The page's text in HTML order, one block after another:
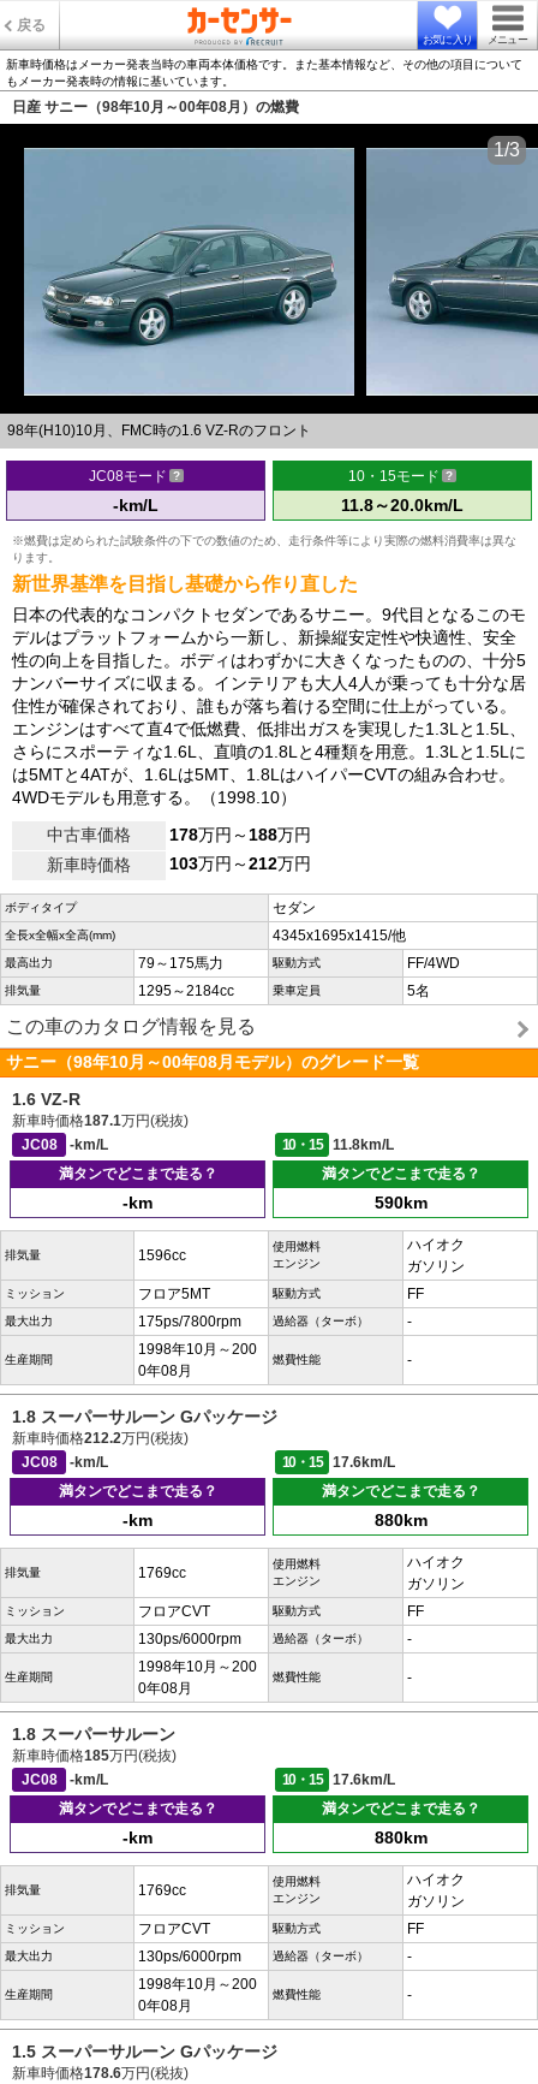
戻る
お気に入り メニュー
新車時価格はメーカー発表当時の車両本体価格です。また基本情報など、その他の項目について
もメーカー発表時の情報に基いています。
日産 サニー（98年10月～00年08月）の燃費
98年(H10)10月、FMC時の1.6 VZ-Rのフロント
1/3
JC08モード
-km/L
10・15モード
11.8～20.0km/L
※燃費は定められた試験条件の下での数値のため、走行条件等により実際の燃料消費率は異な
ります。
新世界基準を目指し基礎から作り直した
日本の代表的なコンパクトセダンであるサニー。9代目となるこのモ
デルはプラットフォームから一新し、新操縦安定性や快適性、安全
性の向上を目指した。ボディはわずかに大きくなったものの、十分5
ナンバーサイズに収まる。インテリアも大人4人が乗っても十分な居
住性が確保されており、誰もが落ち着ける空間に仕上がっている。
エンジンはすべて直4で低燃費、低排出ガスを実現した1.3Lと1.5L、
さらにスポーティな1.6L、直噴の1.8Lと4種類を用意。1.3Lと1.5Lに
は5MTと4ATが、1.6Lは5MT、1.8LはハイパーCVTの組み合わせ。
4WDモデルも用意する。（1998.10）
中古車価格
178万円～188万円
新車時価格
103万円～212万円
ボディタイプ セダン
全長x全幅x全高(mm) 4345x1695x1415/他
最高出力 79～175馬力 駆動方式 FF/4WD
排気量 1295～2184cc 乗車定員 5名
この車のカタログ情報を見る
サニー（98年10月～00年08月モデル）のグレード一覧
1.6 VZ-R
新車時価格187.1万円(税抜)
JC08
-km/L 10・15
11.8km/L
満タンでどこまで走る？
-km
満タンでどこまで走る？
590km
排気量 1596cc
使用燃料
エンジン
ハイオク
ガソリン
ミッション フロア5MT 駆動方式 FF
最大出力 175ps/7800rpm 過給器（ターボ） -
生産期間
1998年10月～200
0年08月
燃費性能 -
1.8 スーパーサルーン Gパッケージ
新車時価格212.2万円(税抜)
JC08
-km/L 10・15
17.6km/L
満タンでどこまで走る？
-km
満タンでどこまで走る？
880km
排気量 1769cc
使用燃料
エンジン
ハイオク
ガソリン
ミッション フロアCVT 駆動方式 FF
最大出力 130ps/6000rpm 過給器（ターボ） -
生産期間
1998年10月～200
0年08月
燃費性能 -
1.8 スーパーサルーン
新車時価格185万円(税抜)
JC08
-km/L 10・15
17.6km/L
満タンでどこまで走る？
-km
満タンでどこまで走る？
880km
排気量 1769cc
使用燃料
エンジン
ハイオク
ガソリン
ミッション フロアCVT 駆動方式 FF
最大出力 130ps/6000rpm 過給器（ターボ） -
生産期間
1998年10月～200
0年08月
燃費性能 -
1.5 スーパーサルーン Gパッケージ
新車時価格178.6万円(税抜)